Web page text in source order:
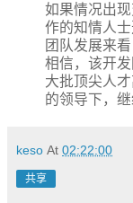
如果情况出
作的知情人
团队发展来
相信，该开
大批顶尖人
的领导下，
keso At 02:22:00
共享